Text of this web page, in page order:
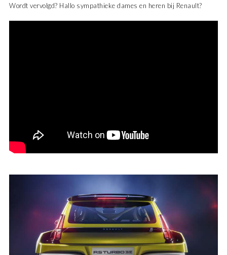
Wordt vervolgd? Hallo sympathieke dames en heren bij Renault?